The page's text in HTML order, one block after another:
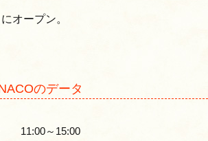
オープン。
のデータ
11:00～15:00